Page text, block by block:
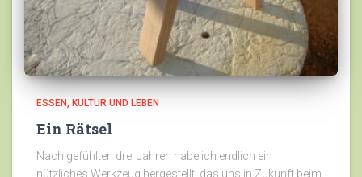
ESSEN KULTUR UND LEBEN
Ein Rätsel
Nach gefühlten drei Jahren habe ich endlich ein
nützliches Werkzeug hergestellt, das uns in Zukunft beim